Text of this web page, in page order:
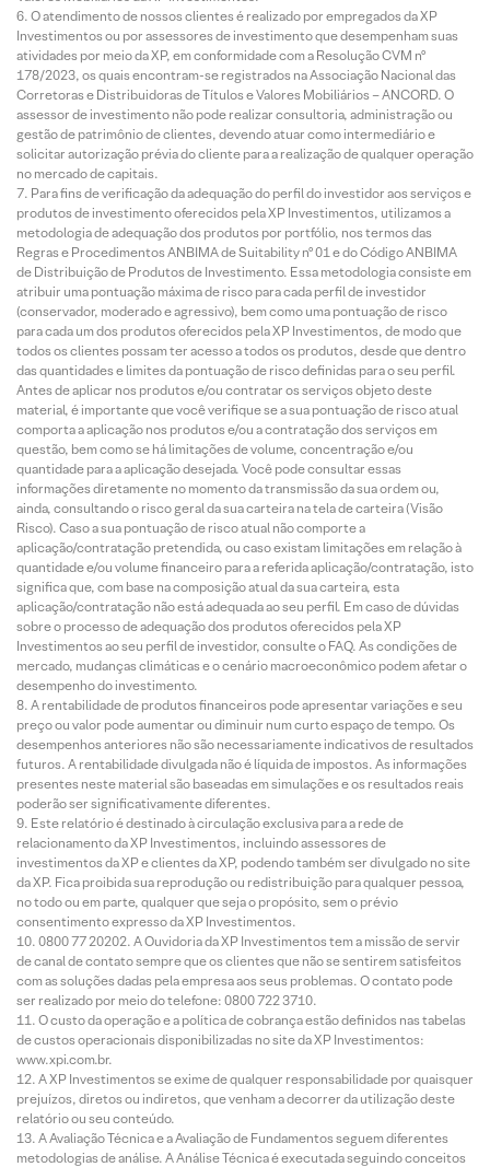
O atendimento de nossos clientes é realizado por empregados da XP
Investimentos ou por assessores de investimento que desempenham suas
atividades por meio da XP, em conformidade com a Resolução CVM nº
178/2023, os quais encontram-se registrados na Associação Nacional das
Corretoras e Distribuidoras de Títulos e Valores Mobiliários – ANCORD. O
assessor de investimento não pode realizar consultoria, administração ou
gestão de patrimônio de clientes, devendo atuar como intermediário e
solicitar autorização prévia do cliente para a realização de qualquer operação
no mercado de capitais.
Para fins de verificação da adequação do perfil do investidor aos serviços e
produtos de investimento oferecidos pela XP Investimentos, utilizamos a
metodologia de adequação dos produtos por portfólio, nos termos das
Regras e Procedimentos ANBIMA de Suitability nº 01 e do Código ANBIMA
de Distribuição de Produtos de Investimento. Essa metodologia consiste em
atribuir uma pontuação máxima de risco para cada perfil de investidor
(conservador, moderado e agressivo), bem como uma pontuação de risco
para cada um dos produtos oferecidos pela XP Investimentos, de modo que
todos os clientes possam ter acesso a todos os produtos, desde que dentro
das quantidades e limites da pontuação de risco definidas para o seu perfil.
Antes de aplicar nos produtos e/ou contratar os serviços objeto deste
material, é importante que você verifique se a sua pontuação de risco atual
comporta a aplicação nos produtos e/ou a contratação dos serviços em
questão, bem como se há limitações de volume, concentração e/ou
quantidade para a aplicação desejada. Você pode consultar essas
informações diretamente no momento da transmissão da sua ordem ou,
ainda, consultando o risco geral da sua carteira na tela de carteira (Visão
Risco). Caso a sua pontuação de risco atual não comporte a
aplicação/contratação pretendida, ou caso existam limitações em relação à
quantidade e/ou volume financeiro para a referida aplicação/contratação, isto
significa que, com base na composição atual da sua carteira, esta
aplicação/contratação não está adequada ao seu perfil. Em caso de dúvidas
sobre o processo de adequação dos produtos oferecidos pela XP
Investimentos ao seu perfil de investidor, consulte o FAQ. As condições de
mercado, mudanças climáticas e o cenário macroeconômico podem afetar o
desempenho do investimento.
A rentabilidade de produtos financeiros pode apresentar variações e seu
preço ou valor pode aumentar ou diminuir num curto espaço de tempo. Os
desempenhos anteriores não são necessariamente indicativos de resultados
futuros. A rentabilidade divulgada não é líquida de impostos. As informações
presentes neste material são baseadas em simulações e os resultados reais
poderão ser significativamente diferentes.
Este relatório é destinado à circulação exclusiva para a rede de
relacionamento da XP Investimentos, incluindo assessores de
investimentos da XP e clientes da XP, podendo também ser divulgado no site
da XP. Fica proibida sua reprodução ou redistribuição para qualquer pessoa,
no todo ou em parte, qualquer que seja o propósito, sem o prévio
consentimento expresso da XP Investimentos.
0800 77 20202. A Ouvidoria da XP Investimentos tem a missão de servir
de canal de contato sempre que os clientes que não se sentirem satisfeitos
com as soluções dadas pela empresa aos seus problemas. O contato pode
ser realizado por meio do telefone: 0800 722 3710.
O custo da operação e a política de cobrança estão definidos nas tabelas
de custos operacionais disponibilizadas no site da XP Investimentos:
www.xpi.com.br.
A XP Investimentos se exime de qualquer responsabilidade por quaisquer
prejuízos, diretos ou indiretos, que venham a decorrer da utilização deste
relatório ou seu conteúdo.
A Avaliação Técnica e a Avaliação de Fundamentos seguem diferentes
metodologias de análise. A Análise Técnica é executada seguindo conceitos